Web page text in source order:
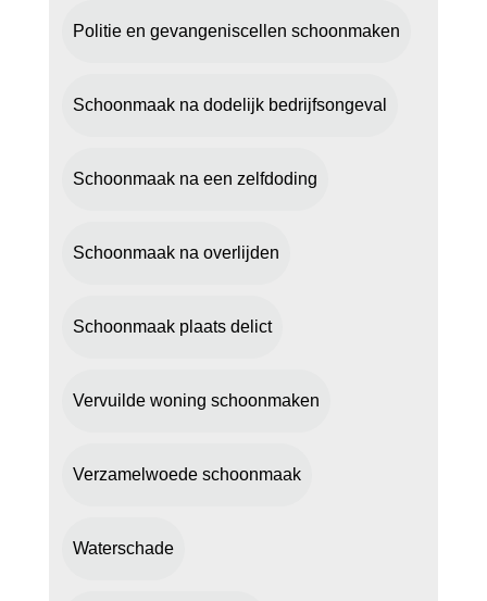
Politie en gevangeniscellen schoonmaken
Schoonmaak na dodelijk bedrijfsongeval
Schoonmaak na een zelfdoding
Schoonmaak na overlijden
Schoonmaak plaats delict
Vervuilde woning schoonmaken
Verzamelwoede schoonmaak
Waterschade